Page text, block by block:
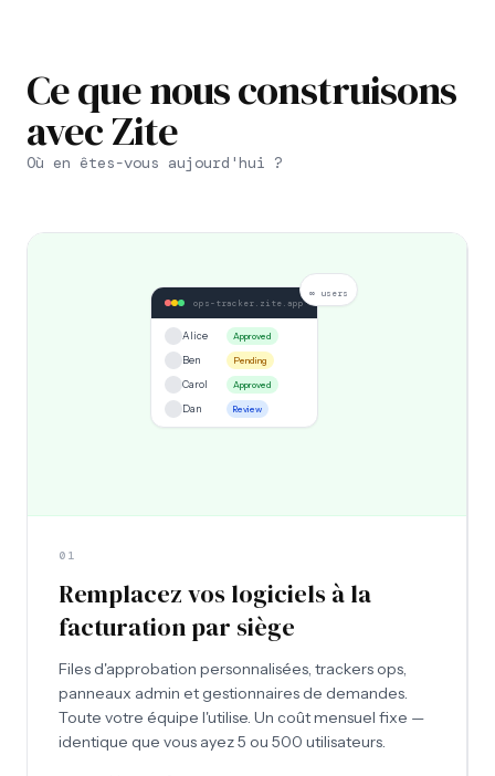
Ce que nous construisons
avec Zite
Où en êtes-vous aujourd'hui ?
ops-tracker.zite.app
Alice Approved
Ben Pending
Carol Approved
Dan Review
∞ users
01
Remplacez vos logiciels à la
facturation par siège
Files d'approbation personnalisées, trackers ops,
panneaux admin et gestionnaires de demandes.
Toute votre équipe l'utilise. Un coût mensuel fixe —
identique que vous ayez 5 ou 500 utilisateurs.